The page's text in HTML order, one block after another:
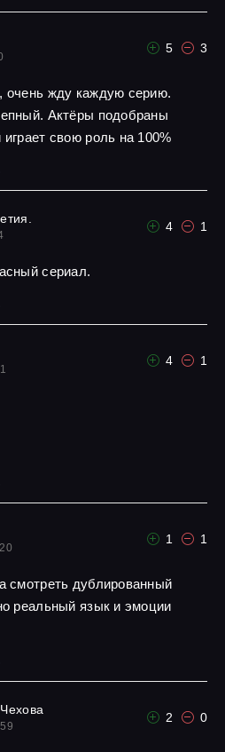
5 3
жду каждую серию.
Актёры подобраны
свою роль на 100%
4 1
сериал.
4 1
1 1
смотреть дублированный
реальный язык и эмоции
2 0